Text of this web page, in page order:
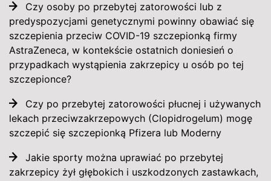
Czy osoby po przebytej zatorowości lub z
predyspozycjami genetycznymi powinny obawiać się
szczepienia przeciw COVID-19 szczepionką firmy
AstraZeneca, w kontekście ostatnich doniesień o
przypadkach wystąpienia zakrzepicy u osób po tej
szczepionce?
Czy po przebytej zatorowości płucnej i używanych
lekach przeciwzakrzepowych (Clopidrogelum) mogę
szczepić się szczepionką Pfizera lub Moderny
Jakie sporty można uprawiać po przebytej
zakrzepicy żył głębokich i uszkodzonych zastawkach,